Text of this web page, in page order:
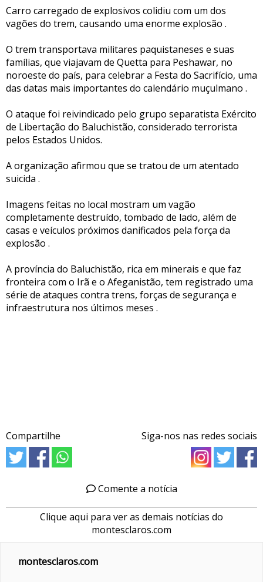
Carro carregado de explosivos colidiu com um dos
vagões do trem, causando uma enorme explosão .
O trem transportava militares paquistaneses e suas
famílias, que viajavam de Quetta para Peshawar, no
noroeste do país, para celebrar a Festa do Sacrifício, uma
das datas mais importantes do calendário muçulmano .
O ataque foi reivindicado pelo grupo separatista Exército
de Libertação do Baluchistão, considerado terrorista
pelos Estados Unidos.
A organização afirmou que se tratou de um atentado
suicida .
Imagens feitas no local mostram um vagão
completamente destruído, tombado de lado, além de
casas e veículos próximos danificados pela força da
explosão .
A província do Baluchistão, rica em minerais e que faz
fronteira com o Irã e o Afeganistão, tem registrado uma
série de ataques contra trens, forças de segurança e
infraestrutura nos últimos meses .
Compartilhe Siga-nos nas redes sociais
Comente a notícia
Clique aqui para ver as demais notícias do
montesclaros.com
montesclaros.com